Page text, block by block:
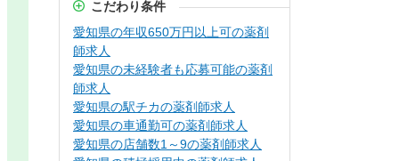
こだわり条件
愛知県の年収650万円以上可の薬剤
師求人
愛知県の未経験者も応募可能の薬剤
師求人
愛知県の駅チカの薬剤師求人
愛知県の車通勤可の薬剤師求人
愛知県の店舗数1～9の薬剤師求人